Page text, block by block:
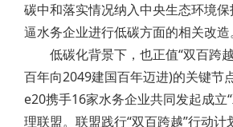
碳中和落实情况纳入中央生态环境
逼水务企业进行低碳方面的相关改造。
低碳化背景下，也正值“双百跨越
百年向2049建国百年迈进)的关键节
e20携手16家水务企业共同发起成立
理联盟。联盟践行“双百跨越”行动